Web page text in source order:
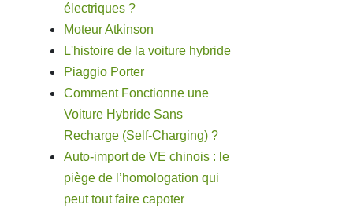
électriques ?
Moteur Atkinson
L'histoire de la voiture hybride
Piaggio Porter
Comment Fonctionne une
Voiture Hybride Sans
Recharge (Self-Charging) ?
Auto-import de VE chinois : le
piège de l’homologation qui
peut tout faire capoter